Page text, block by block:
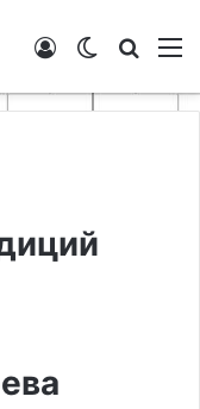
Switch skin
Войти